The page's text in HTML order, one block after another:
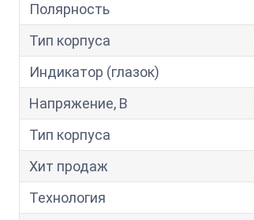
Полярность
Тип корпуса
Индикатор (глазок)
Напряжение, В
Тип корпуса
Хит продаж
Технология